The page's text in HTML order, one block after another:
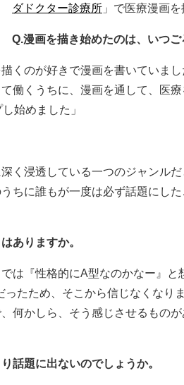
ダドクター診療所 」で医療漫画を
Q.漫画を描き始めたのは、いつご
くのが好きで漫画を書いていま
働くうちに、漫画を通して、医
始めました」
く浸透している一つのジャンル
ちに誰もが一度は必ず話題にし
ありますか。
は『性格的にA型なのかなー』と
たため、そこから信じなくなり
何かしら、そう感じさせるもの
話題に出ないのでしょうか。